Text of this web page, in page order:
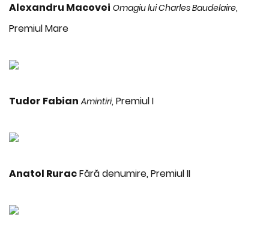
Alexandru Macovei Omagiu lui Charles Baudelaire,
Premiul Mare
Tudor Fabian Amintiri, Premiul I
Anatol RuracFără denumire, Premiul II